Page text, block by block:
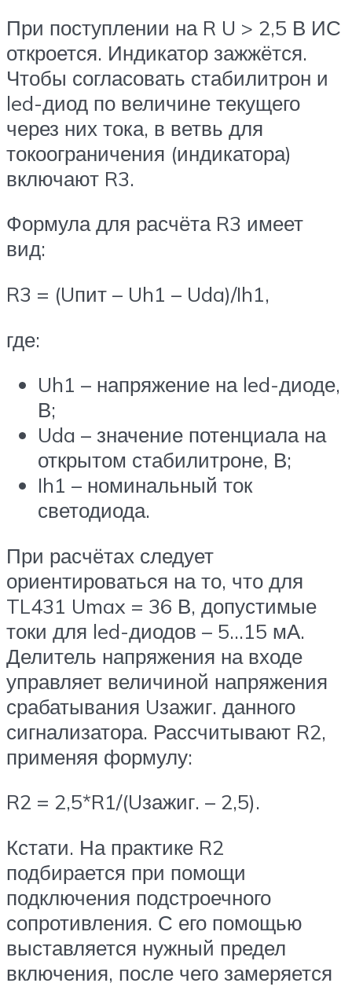
При поступлении на R U > 2,5 В ИС
откроется. Индикатор зажжётся.
Чтобы согласовать стабилитрон и
led-диод по величине текущего
через них тока, в ветвь для
токоограничения (индикатора)
включают R3.
Формула для расчёта R3 имеет
вид:
R3 = (Uпит – Uh1 – Uda)/Ih1,
где:
Uh1 – напряжение на led-диоде,
В;
Uda – значение потенциала на
открытом стабилитроне, В;
Ih1 – номинальный ток
светодиода.
При расчётах следует
ориентироваться на то, что для
TL431 Umax = 36 В, допустимые
токи для led-диодов – 5…15 мА.
Делитель напряжения на входе
управляет величиной напряжения
срабатывания Uзажиг. данного
сигнализатора. Рассчитывают R2,
применяя формулу:
R2 = 2,5*R1/(Uзажиг. – 2,5).
Кстати. На практике R2
подбирается при помощи
подключения подстроечного
сопротивления. С его помощью
выставляется нужный предел
включения, после чего замеряется